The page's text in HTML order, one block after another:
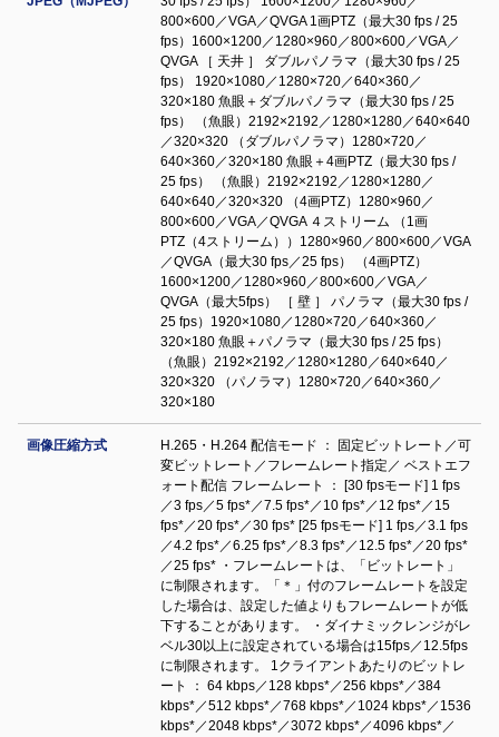
800×600／VGA／QVGA 1画PTZ（最大30 fps / 25
fps）1600×1200／1280×960／800×600／VGA／
QVGA ［ 天井 ］ ダブルパノラマ（最大30 fps / 25
fps） 1920×1080／1280×720／640×360／
320×180 魚眼＋ダブルパノラマ（最大30 fps / 25
fps） （魚眼）2192×2192／1280×1280／640×640
／320×320 （ダブルパノラマ）1280×720／
640×360／320×180 魚眼＋4画PTZ（最大30 fps /
25 fps） （魚眼）2192×2192／1280×1280／
640×640／320×320 （4画PTZ）1280×960／
800×600／VGA／QVGA ４ストリーム （1画
PTZ（4ストリーム））1280×960／800×600／VGA
／QVGA（最大30 fps／25 fps） （4画PTZ）
1600×1200／1280×960／800×600／VGA／
QVGA（最大5fps） ［ 壁 ］ パノラマ（最大30 fps /
25 fps）1920×1080／1280×720／640×360／
320×180 魚眼＋パノラマ（最大30 fps / 25 fps）
（魚眼）2192×2192／1280×1280／640×640／
320×320 （パノラマ）1280×720／640×360／
320×180
画像圧縮方式
H.265・H.264 配信モード ： 固定ビットレート／可
変ビットレート／フレームレート指定／ ベストエフ
ォート配信 フレームレート ： [30 fpsモード] 1 fps
／3 fps／5 fps*／7.5 fps*／10 fps*／12 fps*／15
fps*／20 fps*／30 fps* [25 fpsモード] 1 fps／3.1 fps
／4.2 fps*／6.25 fps*／8.3 fps*／12.5 fps*／20 fps*
／25 fps* ・フレームレートは、「ビットレート」
に制限されます。「＊」付のフレームレートを設定
した場合は、設定した値よりもフレームレートが低
下することがあります。 ・ダイナミックレンジがレ
ベル30以上に設定されている場合は15fps／12.5fps
に制限されます。 1クライアントあたりのビットレ
ート ： 64 kbps／128 kbps*／256 kbps*／384
kbps*／512 kbps*／768 kbps*／1024 kbps*／1536
kbps*／2048 kbps*／3072 kbps*／4096 kbps*／